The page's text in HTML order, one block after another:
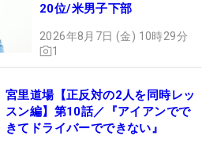
20位/米男子下部
2026年8月7日 (金) 10時29分
1
宮里道場【正反対の2人を同時レッ
スン編】第10話／『アイアンでで
きてドライバーでできない』